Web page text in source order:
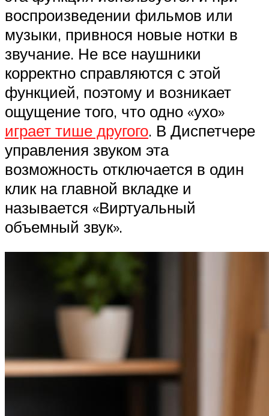
воспроизведении фильмов или
музыки, привнося новые нотки в
звучание. Не все наушники
корректно справляются с этой
функцией, поэтому и возникает
ощущение того, что одно «ухо»
играет тише другого. В Диспетчере
управления звуком эта
возможность отключается в один
клик на главной вкладке и
называется «Виртуальный
объемный звук».